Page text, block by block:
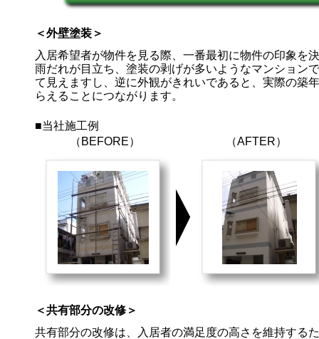
＜外壁塗装＞
入居希望者が物件を見る際、一番最初に物件の印象を
雨だれが目立ち、塗装の剥げが多いようなマンション
て見えますし、逆に外観がきれいであると、実際の築
らえることにつながります。
■当社施工例
（BEFORE）
（AFTER）
＜共有部分の改修＞
共有部分の改修は、入居者の満足度の高さを維持する